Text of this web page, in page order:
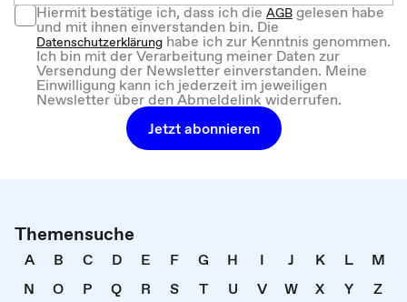
Hiermit bestätige ich, dass ich dieAGBgelesen habe
und mit ihnen einverstanden bin. Die
Datenschutzerklärung habe ich zur Kenntnis genommen.
Ich bin mit der Verarbeitung meiner Daten zur
Versendung der Newsletter einverstanden. Meine
Einwilligung kann ich jederzeit im jeweiligen
Newsletter über den Abmeldelink widerrufen.
Jetzt abonnieren
Themensuche
A B C D E F G H I J K L
M
N
O P Q R S T U V W X Y
Z